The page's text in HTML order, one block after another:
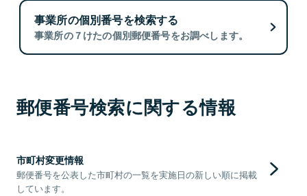
事業所の個別番号を検索する
事業所の７けたの個別郵便番号をお調べします。
郵便番号検索に関する情報
市町村変更情報
郵便番号を公表した市町村の一覧を実施日の新しい順に掲載
しています。